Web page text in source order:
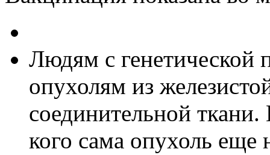
Людям с генетической
опухолям из
соединительной
кого сама опухоль еще